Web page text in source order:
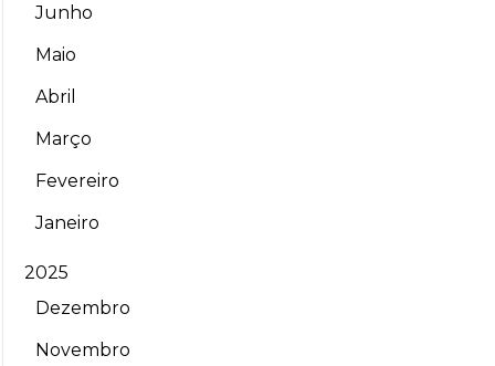
Junho
Maio
Abril
Março
Fevereiro
Janeiro
2025
Dezembro
Novembro